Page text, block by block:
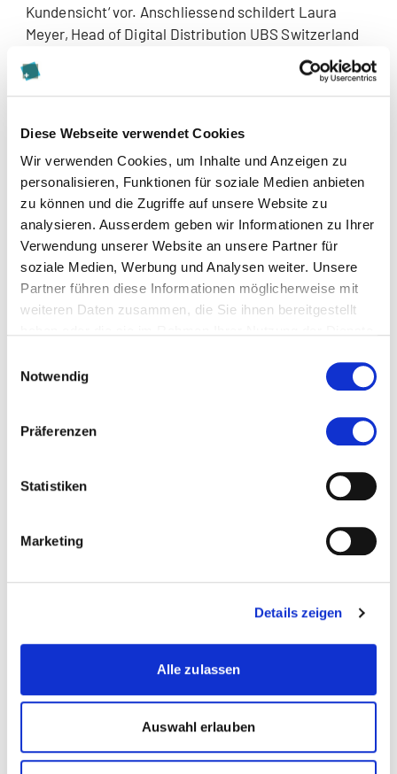
Diese Webseite verwendet Cookies
Wir verwenden Cookies, um Inhalte und Anzeigen zu
personalisieren, Funktionen für soziale Medien anbieten
zu können und die Zugriffe auf unsere Website zu
analysieren. Ausserdem geben wir Informationen zu Ihrer
Verwendung unserer Website an unsere Partner für
soziale Medien, Werbung und Analysen weiter. Unsere
Partner führen diese Informationen möglicherweise mit
weiteren Daten zusammen, die Sie ihnen bereitgestellt
Notwendig
Präferenzen
Statistiken
Marketing
Details zeigen
Alle zulassen
Auswahl erlauben
Kundensicht‘ vor. Anschliessend schildert Laura
Meyer, Head of Digital Distribution UBS Switzerland
die „Chancen und Herausforderungen aus dem
technologischen Strukturwandel im Bankgeschäft“.
Danach spricht Felix Buschor, Bereichsleiter Service
St. Galler Kantonalbank“. Abschliessend erfolgt eine
von mir moderierte Diskussion zu den am Abend
vorgestellten Thesen und Themen.
Banking | Business
Finanzmanagement |
Leadership |
more...